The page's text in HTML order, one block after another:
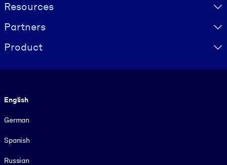
Resources
Partners
Product
English
German
Spanish
Russian